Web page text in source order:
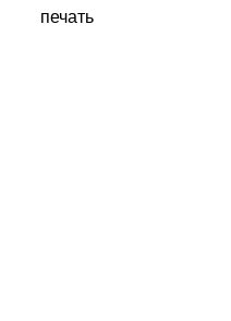
печать